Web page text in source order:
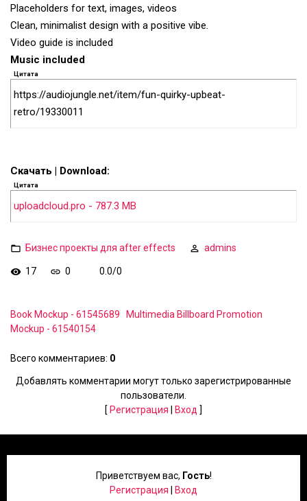
Placeholders for text, images, videos
Clean, minimalist design with a positive vibe.
Video guide is included
Music included
Цитата
https://audiojungle.net/item/fun-quirky-upbeat-
retro/19330011
Скачать | Download:
Цитата
uploadcloud.pro - 787.3 MB
Бизнес проекты для after effects admins
17 0 0.0/0
Book Mockup - 61545689
Multimedia Billboard Promotion
Mockup - 61540154
Всего комментариев: 0
Добавлять комментарии могут только зарегистрированные
пользователи.
[ Регистрация Вход ]
Приветствуем вас, Гость!
Регистрация
Вход